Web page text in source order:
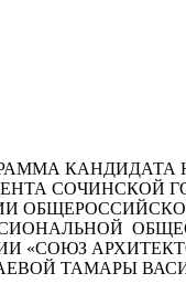
КАНДИДАТА
СОЧИНСКОЙ
«СОЮЗ
ТАМАРЫ